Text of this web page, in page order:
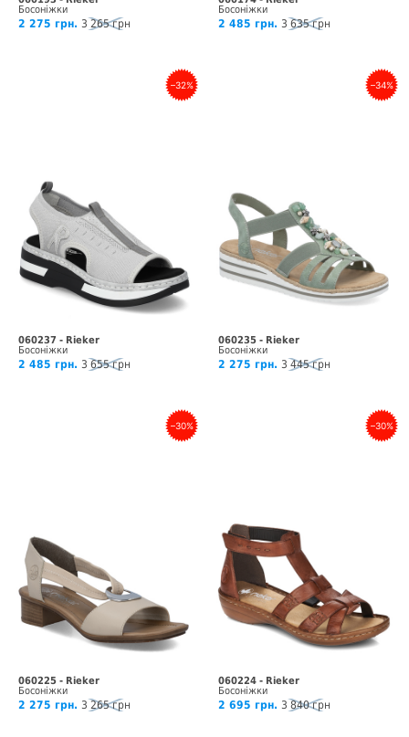
Босоніжки
2 275 грн. 3 265 грн
Босоніжки
2 485 грн. 3 635 грн
–32%
060237 - Rieker
Босоніжки
2 485 грн. 3 655 грн
–34%
060235 - Rieker
Босоніжки
2 275 грн. 3 445 грн
–30%
060225 - Rieker
Босоніжки
2 275 грн. 3 265 грн
–30%
060224 - Rieker
Босоніжки
2 695 грн. 3 840 грн